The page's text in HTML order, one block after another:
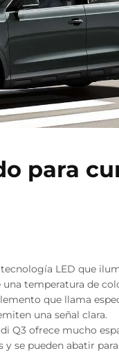
para
LED que
temperatura de
que llama
una señal clara.
Q3 ofrece mucho
se pueden abatir